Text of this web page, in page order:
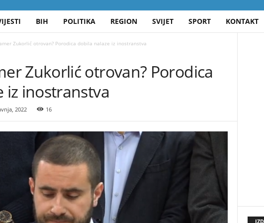
BIH POLITIKA REGION SVIJET SPORT KONTAKT
Zukorlić otrovan? Porodica dobila nalaze iz inostranstva
Zukorlić otrovan? Porodica
iz inostranstva
2022 16